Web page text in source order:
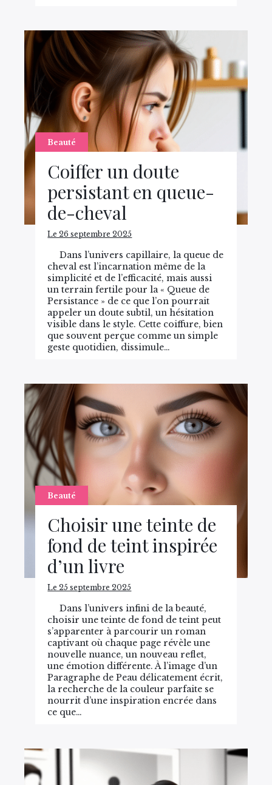
Beauté
Coiffer un doute
persistant en queue-
de-cheval
Le 26 septembre 2025
Dans l’univers capillaire, la queue de
cheval est l’incarnation même de la
simplicité et de l’efficacité, mais aussi
un terrain fertile pour la « Queue de
Persistance » de ce que l’on pourrait
appeler un doute subtil, un hésitation
visible dans le style. Cette coiffure, bien
que souvent perçue comme un simple
geste quotidien, dissimule…
Beauté
Choisir une teinte de
fond de teint inspirée
d’un livre
Le 25 septembre 2025
Dans l’univers infini de la beauté,
choisir une teinte de fond de teint peut
s’apparenter à parcourir un roman
captivant où chaque page révèle une
nouvelle nuance, un nouveau reflet,
une émotion différente. À l’image d’un
Paragraphe de Peau délicatement écrit,
la recherche de la couleur parfaite se
nourrit d’une inspiration encrée dans
ce que…